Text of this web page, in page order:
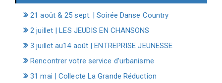
21 août & 25 sept. | Soirée Danse Country
2 juillet | LES JEUDIS EN CHANSONS
3 juillet au14 août | ENTREPRISE JEUNESSE
Rencontrer votre service d’urbanisme
31 mai | Collecte La Grande Réduction